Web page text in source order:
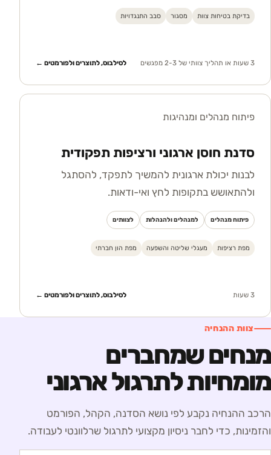
בדיקת בטיחות צוות מסגור סבב התנגדויות
3 שעות או תהליך צוותי של 2-3 מפגשים לסילבוס, לתוצרים ולפורמטים ←
פיתוח מנהלים ומנהיגות
סדנת חוסן ארגוני ורציפות תפקודית
לבנות יכולת ארגונית להמשיך לתפקד, להסתגל
ולהתאושש בתקופות לחץ ואי-ודאות.
פיתוח מנהלים למנהלים ולהנהלות לצוותים
מפת רציפות מעגלי שליטה והשפעה מפת הון חברתי
3 שעות לסילבוס, לתוצרים ולפורמטים ←
צוות ההנחיה
מנחים שמחברים
מומחיות לתרגול ארגוני
הרכב ההנחיה נקבע לפי נושא הסדנה, הקהל, הפורמט
והזמינות, כדי לחבר ניסיון מקצועי לתרגול שרלוונטי לעבודה.